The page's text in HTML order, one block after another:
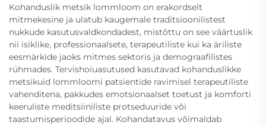
Kohanduslik metsik lommloom on erakordselt
mitmekesine ja ulatub kaugemale traditsioonilistest
nukkude kasutusvaldkondadest, mistõttu on see väärtuslik
nii isiklike, professionaalsete, terapeutiliste kui ka äriliste
eesmärkide jaoks mitmes sektoris ja demograafilistes
rühmades. Tervishoiuasutused kasutavad kohanduslikke
metsikuid lommloomi patsientide ravimisel terapeutiliste
vahenditena, pakkudes emotsionaalset toetust ja komforti
keeruliste meditsiiniliste protseduuride või
taastumisperioodide ajal. Kohandatavus võimaldab